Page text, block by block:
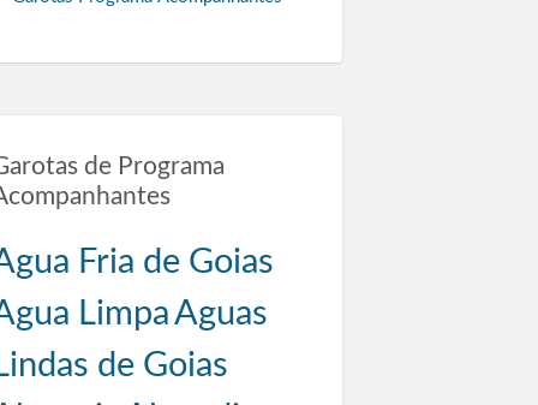
de Programa
Fria de Goias
LimpaAguas
de Goias